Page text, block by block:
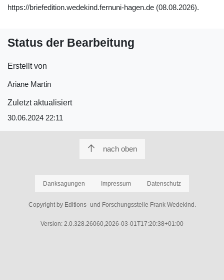
https://briefedition.wedekind.fernuni-hagen.de (08.08.2026).
Status der Bearbeitung
Erstellt von
Ariane Martin
Zuletzt aktualisiert
30.06.2024 22:11
nach oben
Danksagungen Impressum Datenschutz
Copyright by Editions- und Forschungsstelle Frank Wedekind.
Version: 2.0.328.26060,2026-03-01T17:20:38+01:00